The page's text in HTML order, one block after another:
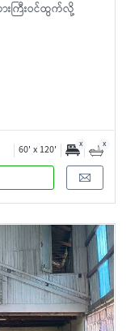
းကြီးဝင်ထွက်လို့
60' x 120' x x